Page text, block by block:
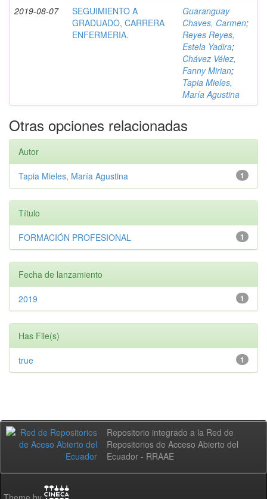
2019-08-07
SEGUIMIENTO A
GRADUADO, CARRERA
ENFERMERIA.
Guaranguay
Chaves, Carmen;
Reyes Reyes,
Estela Yadira;
Chávez Vélez,
Fanny Mirian;
Tapia Mieles,
María Agustina
Otras opciones relacionadas
Autor
1
Tapia Mieles, María Agustina
Título
1
FORMACIÓN PROFESIONAL
Fecha de lanzamiento
1
2019
Has File(s)
1
true
Repositorio integrado a la Red de
Repositorios de Acceso Abierto del
Ecuador - RRAAE